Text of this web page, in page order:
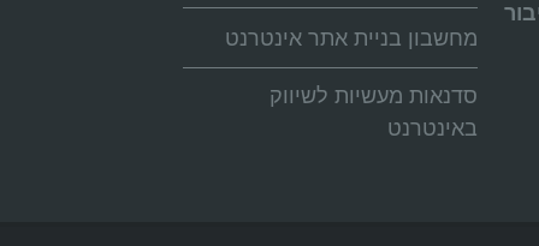
מחשבון בניית אתר אינטרנט
סדנאות מעשיות לשיווק
באינטרנט